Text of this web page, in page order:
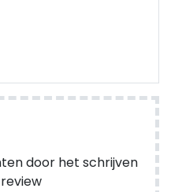
door het schrijven